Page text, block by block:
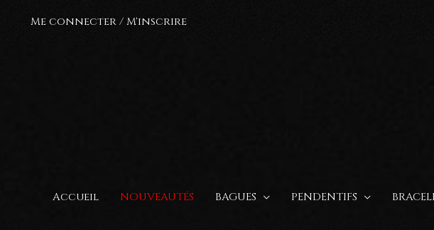
Me connecter / M'inscrire
Accueil NOUVEAUTÉS BAGUES PENDENTIFS